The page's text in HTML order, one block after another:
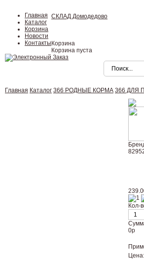
Главная
Каталог
Корзина
Новости
Контакты
СКЛАД Домодедово
Корзина
Корзина пуста
Главная Каталог 366 РОДНЫЕ КОРМА 366 ДЛЯ
Кол-
0р
Цена: